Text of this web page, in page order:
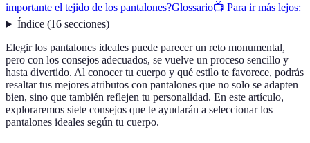
importante el tejido de los pantalones?Glossario📺 Para ir más lejos:
Índice(16 secciones)
Elegir los pantalones ideales puede parecer un reto monumental,
pero con los consejos adecuados, se vuelve un proceso sencillo y
hasta divertido. Al conocer tu cuerpo y qué estilo te favorece, podrás
resaltar tus mejores atributos con pantalones que no solo se adapten
bien, sino que también reflejen tu personalidad. En este artículo,
exploraremos siete consejos que te ayudarán a seleccionar los
pantalones ideales según tu cuerpo.